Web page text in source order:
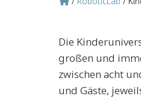
Die
großen und
zwischen acht
und Gäste,